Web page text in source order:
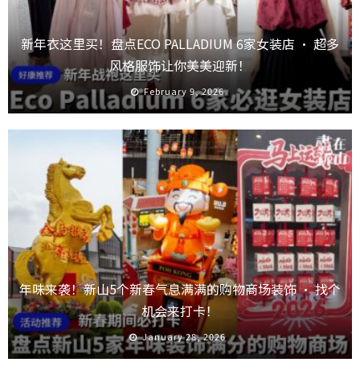
新年衣这里买！盘点ECO PALLADIUM 6家女装店 · 超多
风格服饰让你美美迎新！
February 9, 2026
年味来袭！新山5个新春气息满满的购物商场装饰 · 找个
机会来打卡！
January 28, 2026